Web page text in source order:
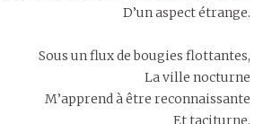
D’un aspect étrange.
Sous un flux de bougies flottantes,
La ville nocturne
M’apprend à être reconnaissante
Et taciturne.